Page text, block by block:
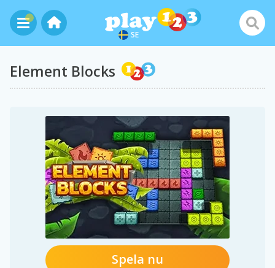
SE
Element Blocks
Spela nu